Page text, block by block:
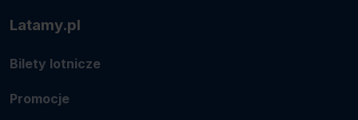
Latamy.pl
Bilety lotnicze
Promocje